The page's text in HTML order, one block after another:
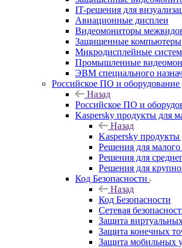
IT-решения для
Авиационные дисплеи
Видеомониторы
Защищенные компьютеры
Микродисплейные
Промышленные
ЭВМ специального
Российское ПО и оборудование
Назад
Российское ПО и
Kaspersky продукты для
Назад
Kaspersky продукты
Решения для малого
Решения для
Решения для
Код Безопасности
Назад
Код Безопасности
Сетевая
Защита
Защита конечных
Защита мобильных